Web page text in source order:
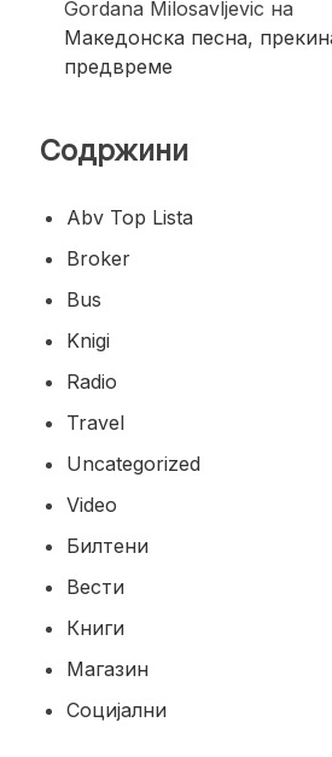
Gordana Milosavljevic на
Македонска песна,
предвреме
Содржини
Abv Top Lista
Broker
Bus
Knigi
Radio
Travel
Uncategorized
Video
Билтени
Вести
Книги
Магазин
Социјални